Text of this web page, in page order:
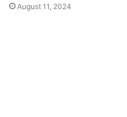
August 11, 2024